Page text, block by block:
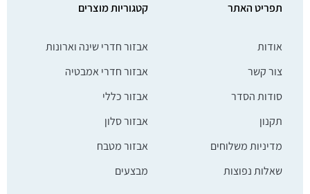
תפריט האתר
אודות
צור קשר
סודות הסדר
תקנון
מדיניות משלוחים
שאלות נפוצות
קטגוריות מוצרים
אבזור חדרי שינה וארונות
אבזור חדרי אמבטיה
אבזור כללי
אבזור סלון
אבזור מטבח
מבצעים